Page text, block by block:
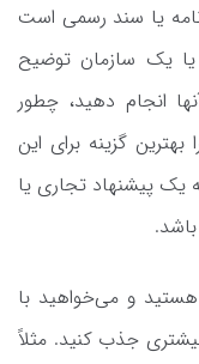
یا سند رسمی است
یک سازمان توضیح
انجام دهید، چطور
گزینه برای این
پیشنهاد تجاری یا
هستید و می‌خواهید با
جذب کنید. مثلاً